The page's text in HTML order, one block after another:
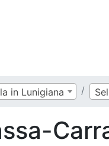
in Lunigiana